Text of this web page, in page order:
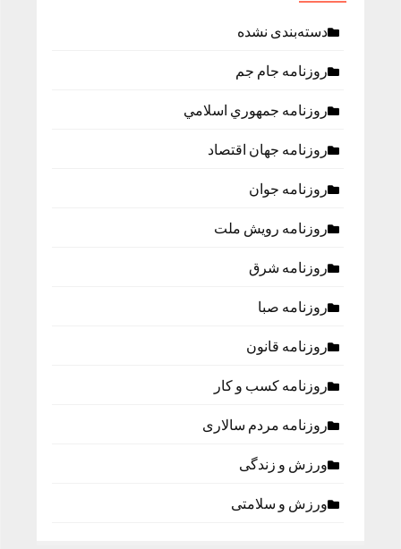
دسته‌بندی نشده
روزنامه جام جم
روزنامه جمهوري اسلامي
روزنامه جهان اقتصاد
روزنامه جوان
روزنامه رویش ملت
روزنامه شرق
روزنامه صبا
روزنامه قانون
روزنامه كسب و كار
روزنامه مردم سالاری
ورزش و زندگی
ورزش و سلامتی